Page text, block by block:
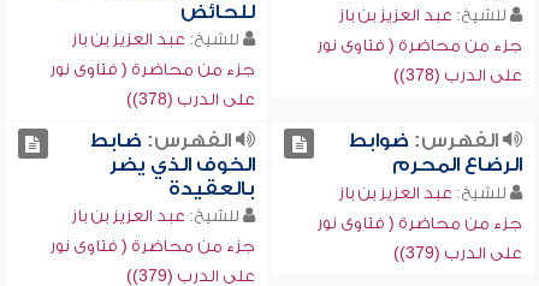
للشيخ: عبد العزيز بن باز
جزء من محاضرة ( فتاوى نور
على الدرب (378))
للحائض
للشيخ: عبد العزيز بن باز
جزء من محاضرة ( فتاوى نور
على الدرب (378))
الفهرس: ضوابط
الرضاع المحرم
للشيخ: عبد العزيز بن باز
جزء من محاضرة ( فتاوى نور
على الدرب (379))
الفهرس: ضابط
الخوف الذي يضر
بالعقيدة
للشيخ: عبد العزيز بن باز
جزء من محاضرة ( فتاوى نور
على الدرب (379))